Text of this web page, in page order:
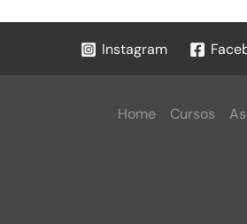
Instagram
Home Cursos